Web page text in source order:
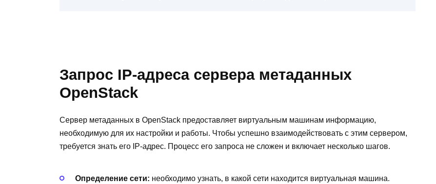
Запрос IP-адреса сервера метаданных
OpenStack
Сервер метаданных в OpenStack предоставляет виртуальным машинам информацию,
необходимую для их настройки и работы. Чтобы успешно взаимодействовать с этим сервером,
требуется знать его IP-адрес. Процесс его запроса не сложен и включает несколько шагов.
Определение сети: необходимо узнать, в какой сети находится виртуальная машина.